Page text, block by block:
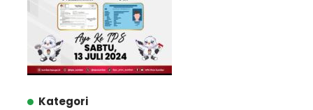
Kategori